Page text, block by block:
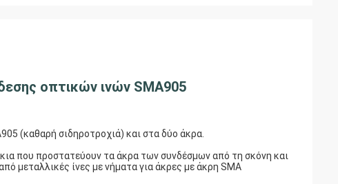
οπτικών ινών SMA905
(καθαρή σιδηροτροχιά) και στα δύο άκρα.
που προστατεύουν τα άκρα των συνδέσμων από τη σκόνη και
μεταλλικές ίνες με νήματα για άκρες με άκρη SMA